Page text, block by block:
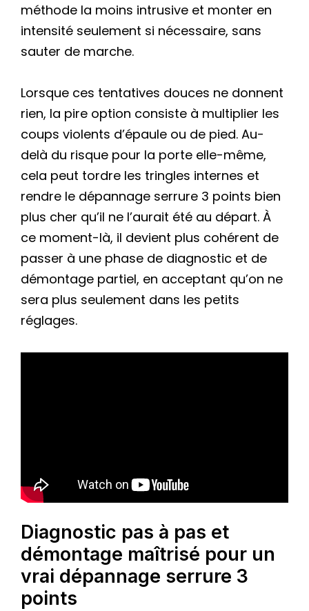
méthode la moins intrusive et monter en
intensité seulement si nécessaire, sans
sauter de marche.
Lorsque ces tentatives douces ne donnent
rien, la pire option consiste à multiplier les
coups violents d’épaule ou de pied. Au-
delà du risque pour la porte elle-même,
cela peut tordre les tringles internes et
rendre le dépannage serrure 3 points bien
plus cher qu’il ne l’aurait été au départ. À
ce moment-là, il devient plus cohérent de
passer à une phase de diagnostic et de
démontage partiel, en acceptant qu’on ne
sera plus seulement dans les petits
réglages.
Diagnostic pas à pas et
démontage maîtrisé pour un
vrai dépannage serrure 3
points